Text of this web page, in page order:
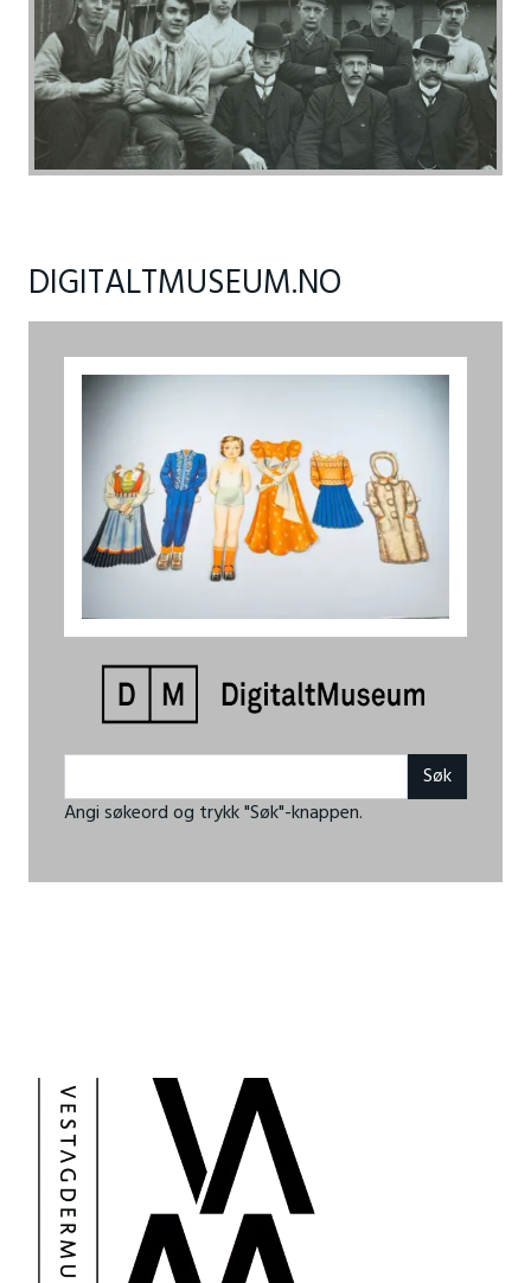
DIGITALTMUSEUM.NO
Angi søkeord og trykk "Søk"-knappen.